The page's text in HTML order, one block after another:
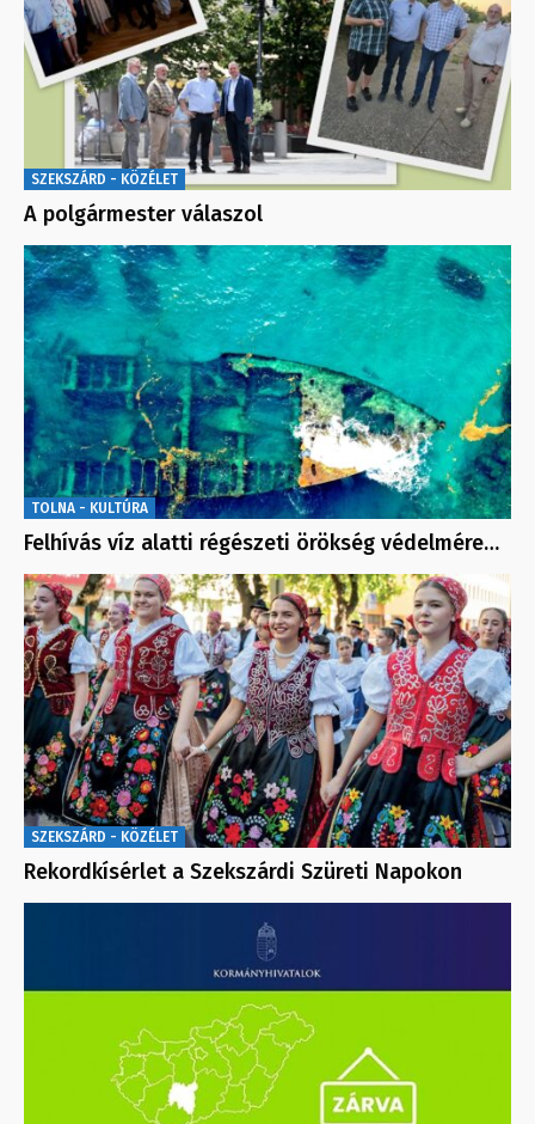
SZEKSZÁRD - KÖZÉLET
A polgármester válaszol
TOLNA - KULTÚRA
Felhívás víz alatti régészeti örökség védelmére…
SZEKSZÁRD - KÖZÉLET
Rekordkísérlet a Szekszárdi Szüreti Napokon